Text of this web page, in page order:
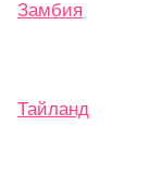
Замбия
Тайланд